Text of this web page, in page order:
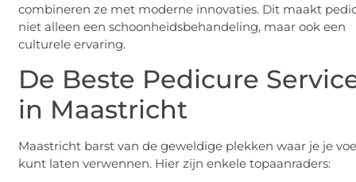
combineren ze met moderne innovaties. Dit maakt
niet alleen een schoonheidsbehandeling, maar ook een
culturele ervaring.
De Beste Pedicure
in Maastricht
Maastricht barst van de geweldige plekken waar je je
kunt laten verwennen. Hier zijn enkele topaanraders: